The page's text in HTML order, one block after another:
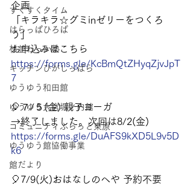
すくすくタイム
はらっぱひろば
杉並わっか塾
キッチンひがしっぱら
ゆうゆう和田館
ゆうゆう大宮堀ノ内館
コミュニティふらっと東原
ゆうゆう館協働事業
館だより
企画
「キラキラ☆グミinゼリーをつくろ
う」
お申込みはこちら
https://forms.gle/KcBmQtZHyqZjvJpT
7
🎈７/５(金) 親子ヨーガ
→終了しました。次回は8/2(金)
https://forms.gle/DuAFS9kXD5L9v5D
k6
🎈7/9(火)おはなしのへや 予約不要